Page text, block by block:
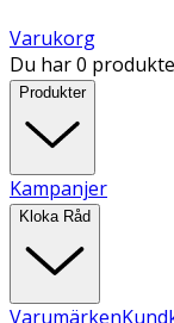
Varukorg
Du har 0
Produkter
Kampanjer
Kloka Råd
Varumärken